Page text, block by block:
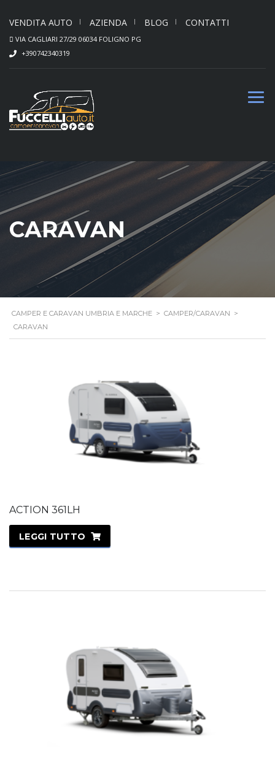
VENDITA AUTO AZIENDA BLOG CONTATTI
VIA CAGLIARI 27/29 06034 FOLIGNO PG
+390742340319
CARAVAN
CAMPER E CARAVAN UMBRIA E MARCHE > CAMPER/CARAVAN >
CARAVAN
ACTION 361LH
LEGGI TUTTO